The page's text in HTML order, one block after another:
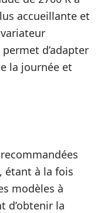
accueillante et
d’adapter
la journée et
étant à la fois
modèles à
d’obtenir la